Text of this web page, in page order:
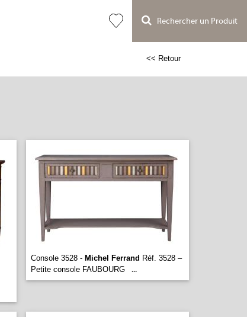
Rechercher un Produit
<< Retour
Console 3528 - Michel Ferrand Réf. 3528 –
Petite console FAUBOURG
...